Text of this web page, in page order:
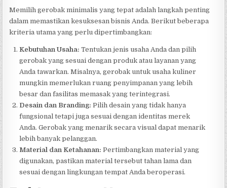
Memilih gerobak minimalis yang tepat adalah langkah penting
dalam memastikan kesuksesan bisnis Anda. Berikut beberapa
kriteria utama yang perlu dipertimbangkan:
Kebutuhan Usaha: Tentukan jenis usaha Anda dan pilih
gerobak yang sesuai dengan produk atau layanan yang
Anda tawarkan. Misalnya, gerobak untuk usaha kuliner
mungkin memerlukan ruang penyimpanan yang lebih
besar dan fasilitas memasak yang terintegrasi.
Desain dan Branding: Pilih desain yang tidak hanya
fungsional tetapi juga sesuai dengan identitas merek
Anda. Gerobak yang menarik secara visual dapat menarik
lebih banyak pelanggan.
Material dan Ketahanan: Pertimbangkan material yang
digunakan, pastikan material tersebut tahan lama dan
sesuai dengan lingkungan tempat Anda beroperasi.